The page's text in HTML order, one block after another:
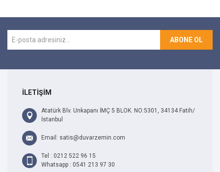
ABONE OL
İLETİŞİM
Atatürk Blv. Unkapanı İMÇ 5 BLOK. NO:5301, 34134 Fatih/
İstanbul
Email: satis@duvarzemin.com
Tel : 0212 522 96 15
Whatsapp : 0541 213 97 30